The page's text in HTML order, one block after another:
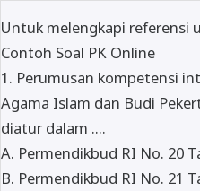
Untuk melengkapi referensi
Contoh Soal PK Online
1. Perumusan kompetensi
Agama Islam dan Budi
diatur dalam ....
A. Permendikbud RI No. 20
B. Permendikbud RI No. 21